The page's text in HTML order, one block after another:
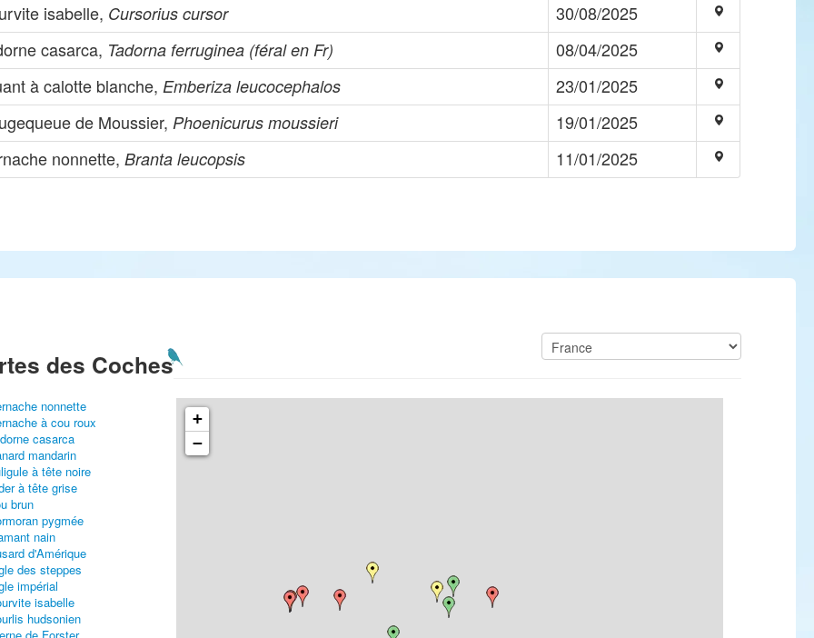
isabelle, Cursorius cursor
30/08/2025
casarca, Tadorna ferruginea (féral en Fr)
08/04/2025
à calotte blanche, Emberiza leucocephalos
23/01/2025
de Moussier, Phoenicurus moussieri
19/01/2025
nonnette,Branta leucopsis 11/01/2025
des Coches
nonnette
à cou roux
casarca
mandarin
à tête noire
à tête grise
brun
pygmée
nain
d'Amérique
des steppes
impérial
isabelle
hudsonien
+
−